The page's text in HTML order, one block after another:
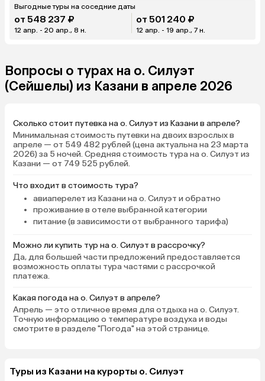
Выгодные туры на соседние даты
от 548 237 ₽
12 апр. - 20 апр., 8 н.
от 501 240 ₽
12 апр. - 19 апр., 7 н.
Вопросы о турах на о. Силуэт
(Сейшелы) из Казани в апреле 2026
Сколько стоит путевка на о. Силуэт из Казани в апреле?
Минимальная стоимость путевки на двоих взрослых в
апреле — от 549 482 рублей (цена актуальна на 23 марта
2026) за 5 ночей. Средняя стоимость тура на о. Силуэт из
Казани — от 749 525 рублей.
Что входит в стоимость тура?
авиаперелет из Казани на о. Силуэт и обратно
проживание в отеле выбранной категории
питание (в зависимости от выбранного тарифа)
Можно ли купить тур на о. Силуэт в рассрочку?
Да, для большей части предложений предоставляется
возможность оплаты тура частями с рассрочкой
платежа.
Какая погода на о. Силуэт в апреле?
Апрель — это отличное время для отдыха на о. Силуэт.
Точную информацию о температуре воздуха и воды
смотрите в разделе "Погода" на этой странице.
Туры из Казани на курорты о. Силуэт